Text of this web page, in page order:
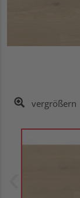
vergrößern